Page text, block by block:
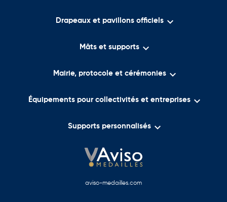
Drapeaux et pavillons officiels 
Mâts et supports 
Mairie, protocole et cérémonies 
Équipements pour collectivités et entreprises 
Supports personnalisés 
aviso-medailles.com